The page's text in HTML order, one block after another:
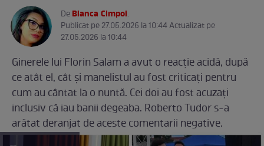
DeBianca Cimpoi.
Publicat pe 27.05.2026 la 10:44 Actualizat pe
27.05.2026 la 10:44
Ginerele lui Florin Salam a avut o reacție acidă, după
ce atât el, cât și manelistul au fost criticați pentru
cum au cântat la o nuntă. Cei doi au fost acuzați
inclusiv că iau banii degeaba. Roberto Tudor s-a
arătat deranjat de aceste comentarii negative.